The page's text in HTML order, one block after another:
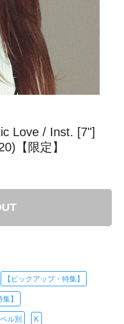
Love / Inst. [7"]
【限定】
【ピックアップ・特集】
】
ル別 K